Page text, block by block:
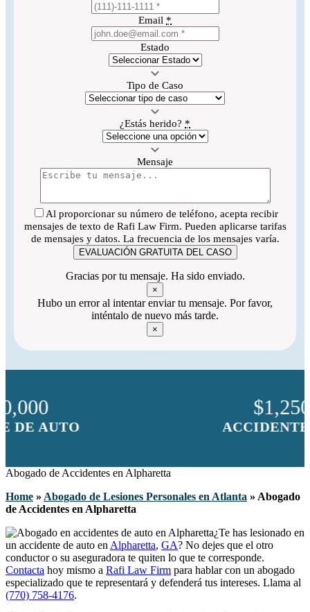
Email *
Estado
Tipo de Caso
¿Estás herido? *
Mensaje
Al proporcionar su número de teléfono, acepta recibir
mensajes de texto de Rafi Law Firm. Pueden aplicarse tarifas
de mensajes y datos. La frecuencia de los mensajes varía.
EVALUACIÓN GRATUITA DEL CASO
Gracias por tu mensaje. Ha sido enviado.
×
Hubo un error al intentar enviar tu mensaje. Por favor,
inténtalo de nuevo más tarde.
×
ACCIDENTE DE AUTO
Abogado de Accidentes en Alpharetta
Home » Abogado de Lesiones Personales en Atlanta » Abogado
de Accidentes en Alpharetta
¿Te has lesionado en
un accidente de auto en Alpharetta, GA? No dejes que el otro
conductor o su aseguradora te quiten lo que te corresponde.
Contacta hoy mismo a Rafi Law Firm para hablar con un abogado
especializado que te representará y defenderá tus intereses. Llama al
(770) 758-4176.